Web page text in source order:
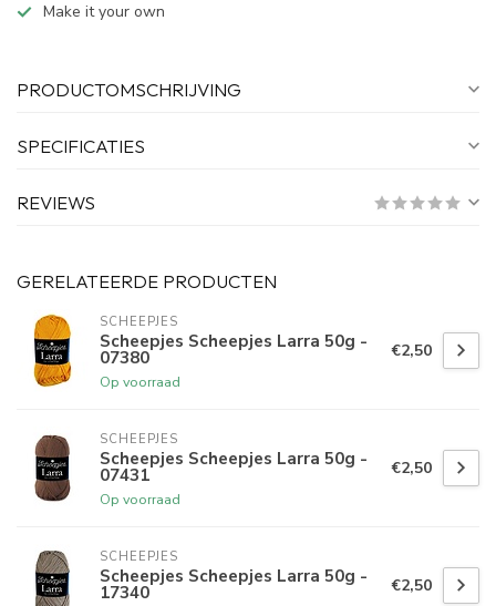
Make it your own
PRODUCTOMSCHRIJVING
SPECIFICATIES
REVIEWS
GERELATEERDE PRODUCTEN
SCHEEPJES
Scheepjes Scheepjes Larra 50g -
07380
Op voorraad
€2,50
SCHEEPJES
Scheepjes Scheepjes Larra 50g -
07431
Op voorraad
€2,50
SCHEEPJES
Scheepjes Scheepjes Larra 50g -
17340 €2,50